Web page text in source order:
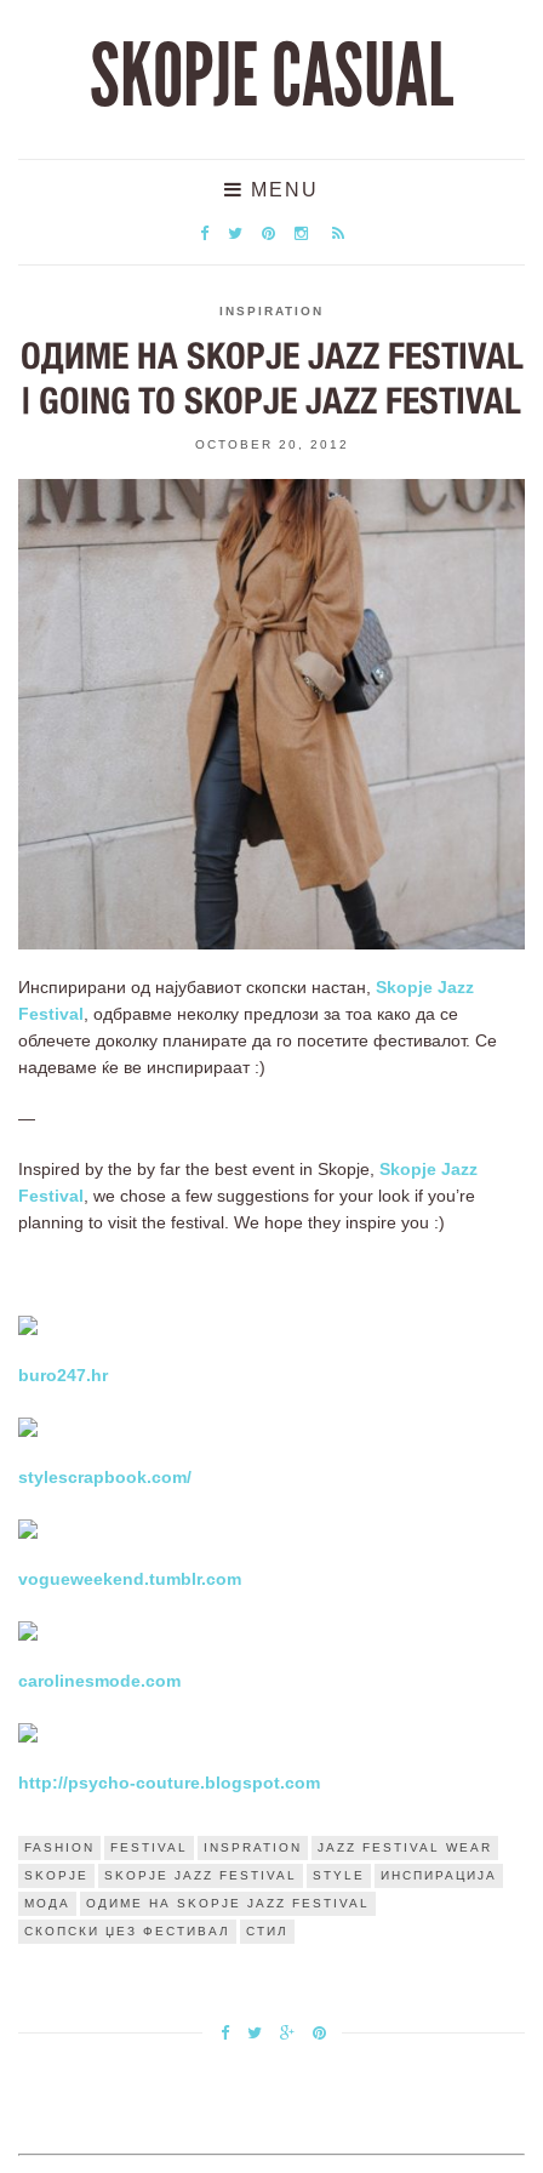
SKOPJE CASUAL
MENU
INSPIRATION
ОДИМЕ НА SKOPJE JAZZ FESTIVAL
| GOING TO SKOPJE JAZZ FESTIVAL
OCTOBER 20, 2012
Инспирирани од најубавиот скопски настан, Skopje Jazz
Festival , одбравме неколку предлози за тоа како да се
облечете доколку планирате да го посетите фестивалот. Се
надеваме ќе ве инспирираат :)
—
Inspired by the by far the best event in Skopje, Skopje Jazz
Festival , we chose a few suggestions for your look if you’re
planning to visit the festival. We hope they inspire you :)
buro247.hr
stylescrapbook.com/
vogueweekend.tumblr.com
carolinesmode.com
http://psycho-couture.blogspot.com
FASHION FESTIVAL INSPRATION JAZZ FESTIVAL WEAR
SKOPJE SKOPJE JAZZ FESTIVAL STYLE ИНСПИРАЦИЈА
МОДА ОДИМЕ НА SKOPJE JAZZ FESTIVAL
СКОПСКИ ЏЕЗ ФЕСТИВАЛ СТИЛ